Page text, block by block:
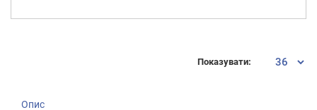
Показувати:
Опис